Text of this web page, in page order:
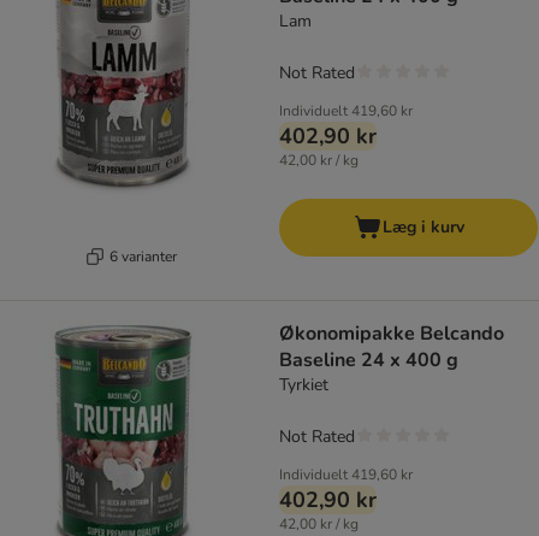
6 varianter
Lam
Individuelt419,60 kr
402,90 kr
42,00 kr / kg
Not Rated
Læg i kurv
Økonomipakke Belcando
Baseline 24 x 400 g
Tyrkiet
Individuelt419,60 kr
402,90 kr
42,00 kr / kg
Not Rated